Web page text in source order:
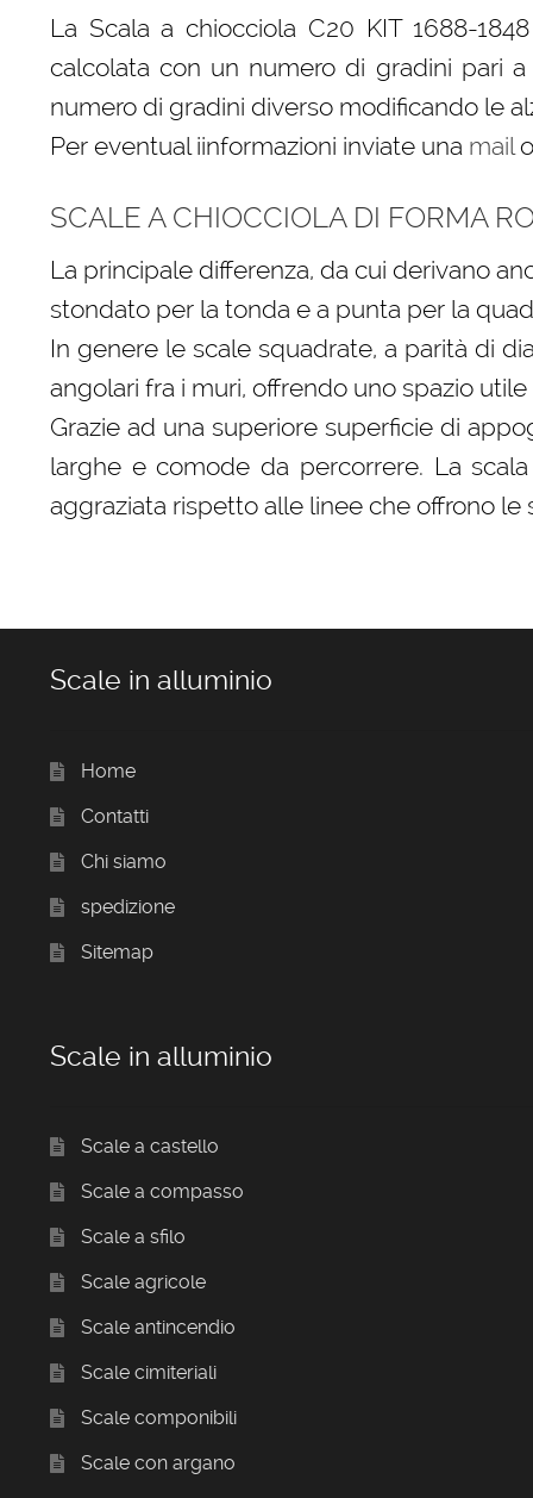
La Scala a chiocciola C20 KIT 1688-
calcolata con un numero di gradini pari
numero di gradini diverso modificando le
Per eventual iinformazioni inviate una mail
SCALE A CHIOCCIOLA DI FORMA
La principale differenza, da cui derivano
stondato per la tonda e a punta per la
In genere le scale squadrate, a parità di
angolari fra i muri, offrendo uno spazio
Grazie ad una superiore superficie di
larghe e comode da percorrere. La
aggraziata rispetto alle linee che offrono le
Scale in alluminio
Home
Contatti
Chi siamo
spedizione
Sitemap
Scale in alluminio
Scale a castello
Scale a compasso
Scale a sfilo
Scale agricole
Scale antincendio
Scale cimiteriali
Scale componibili
Scale con argano